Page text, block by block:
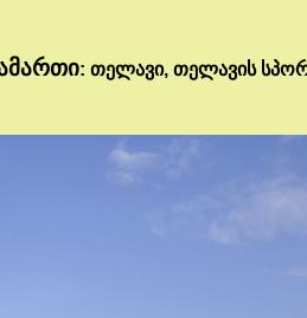
: თელავი, თელავის